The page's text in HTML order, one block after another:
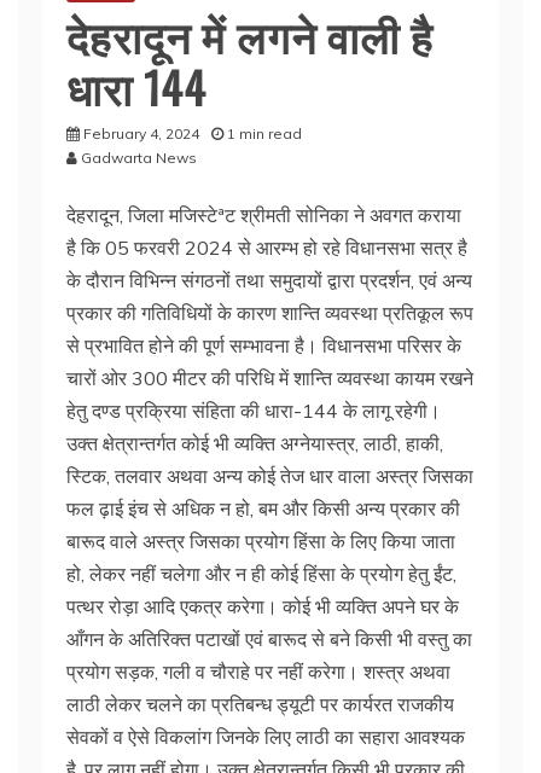
देहरादून में लगने वाली है
धारा 144
February 4, 2024
1 min read
Gadwarta News
देहरादून, जिला मजिस्टेªट श्रीमती सोनिका ने अवगत कराया
है कि 05 फरवरी 2024 से आरम्भ हो रहे विधानसभा सत्र है
के दौरान विभिन्न संगठनों तथा समुदायों द्वारा प्रदर्शन, एवं अन्य
प्रकार की गतिविधियों के कारण शान्ति व्यवस्था प्रतिकूल रूप
से प्रभावित होने की पूर्ण सम्भावना है। विधानसभा परिसर के
चारों ओर 300 मीटर की परिधि में शान्ति व्यवस्था कायम रखने
हेतु दण्ड प्रक्रिया संहिता की धारा-144 के लागू रहेगी।
उक्त क्षेत्रान्तर्गत कोई भी व्यक्ति अग्नेयास्त्र, लाठी, हाकी,
स्टिक, तलवार अथवा अन्य कोई तेज धार वाला अस्त्र जिसका
फल ढ़ाई इंच से अधिक न हो, बम और किसी अन्य प्रकार की
बारूद वाले अस्त्र जिसका प्रयोग हिंसा के लिए किया जाता
हो, लेकर नहीं चलेगा और न ही कोई हिंसा के प्रयोग हेतु ईंट,
पत्थर रोड़ा आदि एकत्र करेगा। कोई भी व्यक्ति अपने घर के
आँगन के अतिरिक्त पटाखों एवं बारूद से बने किसी भी वस्तु का
प्रयोग सड़क, गली व चौराहे पर नहीं करेगा। शस्त्र अथवा
लाठी लेकर चलने का प्रतिबन्ध ड्यूटी पर कार्यरत राजकीय
सेवकों व ऐसे विकलांग जिनके लिए लाठी का सहारा आवश्यक